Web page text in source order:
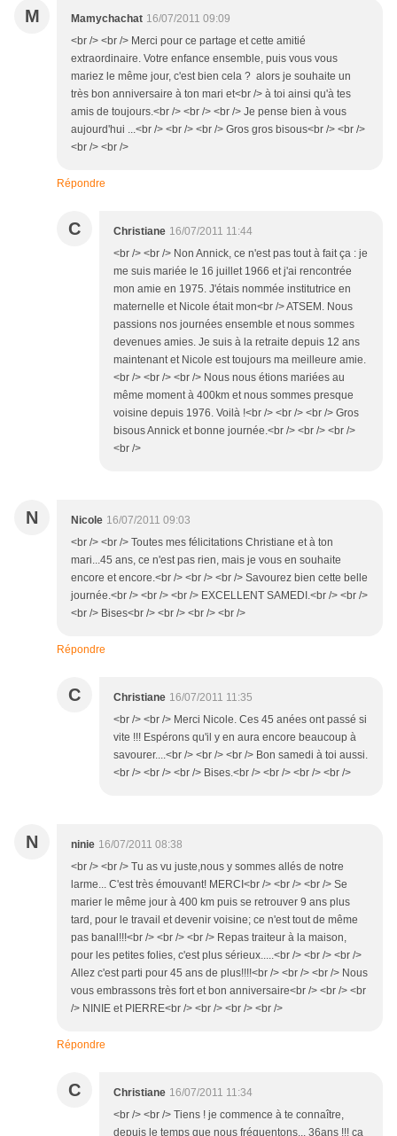
M Mamychachat 16/07/2011 09:09
<br /> <br /> Merci pour ce partage et cette amitié
extraordinaire. Votre enfance ensemble, puis vous vous
mariez le même jour, c'est bien cela ? alors je souhaite un
très bon anniversaire à ton mari et<br /> à toi ainsi qu'à tes
amis de toujours.<br /> <br /> <br /> Je pense bien à vous
aujourd'hui ...<br /> <br /> <br /> Gros gros bisous<br /> <br />
<br /> <br />
Répondre
C Christiane 16/07/2011 11:44
<br /> <br /> Non Annick, ce n'est pas tout à fait ça : je
me suis mariée le 16 juillet 1966 et j'ai rencontrée
mon amie en 1975. J'étais nommée institutrice en
maternelle et Nicole était mon<br /> ATSEM. Nous
passions nos journées ensemble et nous sommes
devenues amies. Je suis à la retraite depuis 12 ans
maintenant et Nicole est toujours ma meilleure amie.
<br /> <br /> <br /> Nous nous étions mariées au
même moment à 400km et nous sommes presque
voisine depuis 1976. Voilà !<br /> <br /> <br /> Gros
bisous Annick et bonne journée.<br /> <br /> <br />
<br />
N Nicole 16/07/2011 09:03
<br /> <br /> Toutes mes félicitations Christiane et à ton
mari...45 ans, ce n'est pas rien, mais je vous en souhaite
encore et encore.<br /> <br /> <br /> Savourez bien cette belle
journée.<br /> <br /> <br /> EXCELLENT SAMEDI.<br /> <br />
<br /> Bises<br /> <br /> <br /> <br />
Répondre
C Christiane 16/07/2011 11:35
<br /> <br /> Merci Nicole. Ces 45 anées ont passé si
vite !!! Espérons qu'il y en aura encore beaucoup à
savourer....<br /> <br /> <br /> Bon samedi à toi aussi.
<br /> <br /> <br /> Bises.<br /> <br /> <br /> <br />
N ninie 16/07/2011 08:38
<br /> <br /> Tu as vu juste,nous y sommes allés de notre
larme... C'est très émouvant! MERCI<br /> <br /> <br /> Se
marier le même jour à 400 km puis se retrouver 9 ans plus
tard, pour le travail et devenir voisine; ce n'est tout de même
pas banal!!!<br /> <br /> <br /> Repas traiteur à la maison,
pour les petites folies, c'est plus sérieux.....<br /> <br /> <br />
Allez c'est parti pour 45 ans de plus!!!!<br /> <br /> <br /> Nous
vous embrassons très fort et bon anniversaire<br /> <br /> <br
/> NINIE et PIERRE<br /> <br /> <br /> <br />
Répondre
C Christiane 16/07/2011 11:34
<br /> <br /> Tiens ! je commence à te connaître,
depuis le temps que nous fréquentons... 36ans !!! ça